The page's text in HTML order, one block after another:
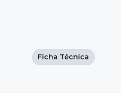
Ficha Técnica